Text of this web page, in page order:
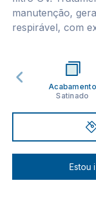
manutenção,
respirável, com
Acabamento
Satinado
Estou